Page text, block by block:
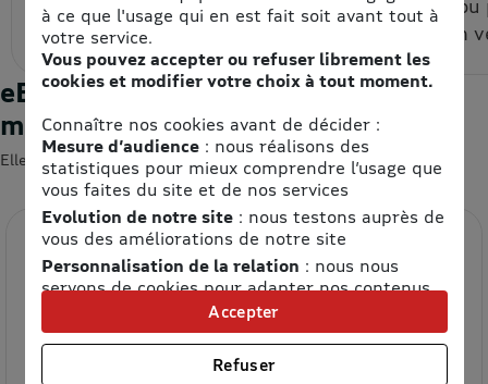
espace personnel.
un code
code à un
eBons d'achats : les enseignes du
moment
Elles devraient vous intéresser 😍
à ce que l'usage qui en est fait soit avant tout à
votre service.
Vous pouvez accepter ou refuser librement les
cookies et modifier votre choix à tout moment.
Connaître nos cookies avant de décider :
Mesure d’audience: nous réalisons des
statistiques pour mieux comprendre l’usage que
vous faites du site et de nos services
Evolution de notre site: nous testons auprès de
vous des améliorations de notre site
Personnalisation de la relation : nous nous
servons de cookies pour adapter nos contenus
et personnaliser nos offres
Univers publicitaire: nous utilisons avec nos
partenaires des cookies pour afficher des
publicités personnalisées
Refuser
Accepter